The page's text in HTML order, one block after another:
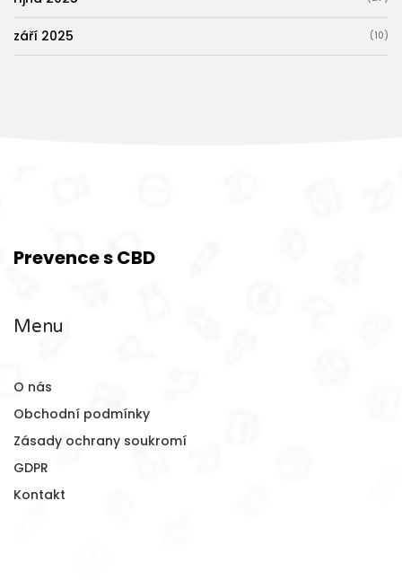
září 2025 (10)
Prevence s CBD
Menu
O nás
Obchodní podmínky
Zásady ochrany soukromí
GDPR
Kontakt